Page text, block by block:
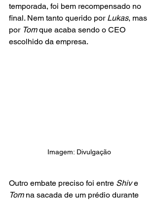
temporada, foi bem recompensado no
final. Nem tanto querido por Lukas, mas
por Tom que acaba sendo o CEO
escolhido da empresa.
Imagem: Divulgação
Outro embate preciso foi entre Shiv e
Tom na sacada de um prédio durante